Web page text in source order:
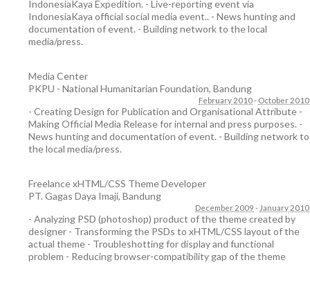
IndonesiaKaya Expedition. - Live-reporting event via
IndonesiaKaya official social media event.. - News hunting and
documentation of event. - Building network to the local
media/press.
Media Center
PKPU - National Humanitarian Foundation, Bandung
February 2010- October 2010
- Creating Design for Publication and Organisational Attribute -
Making Official Media Release for internal and press purposes. -
News hunting and documentation of event. - Building network to
the local media/press.
Freelance xHTML/CSS Theme Developer
PT. Gagas Daya Imaji, Bandung
December 2009 - January 2010
- Analyzing PSD (photoshop) product of the theme created by
designer - Transforming the PSDs to xHTML/CSS layout of the
actual theme - Troubleshotting for display and functional
problem - Reducing browser-compatibility gap of the theme